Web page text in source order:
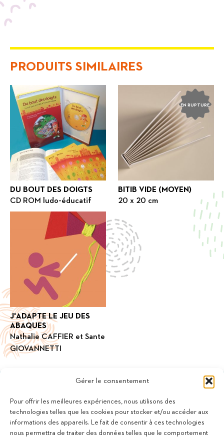
Gérer le consentement
Pour offrir les meilleures expériences, nous utilisons des
technologies telles que les cookies pour stocker et/ou accéder aux
informations des appareils. Le fait de consentir à ces technologies
nous permettra de traiter des données telles que le comportement
PRODUITS SIMILAIRES
DU BOUT DES DOIGTS
CD ROM ludo-éducatif
BITIB VIDE (MOYEN)
20 x 20 cm
EN RUPTURE
J'ADAPTE LE JEU DES
ABAQUES
Nathalie CAFFIER et Sante
GIOVANNETTI
11 bis Rue des Novalles